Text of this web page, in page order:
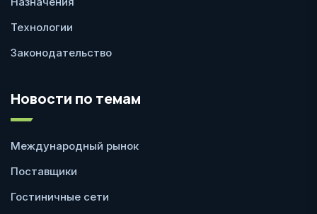
Технологии
Законодательство
Новости по темам
Международный рынок
Поставщики
Гостиничные сети